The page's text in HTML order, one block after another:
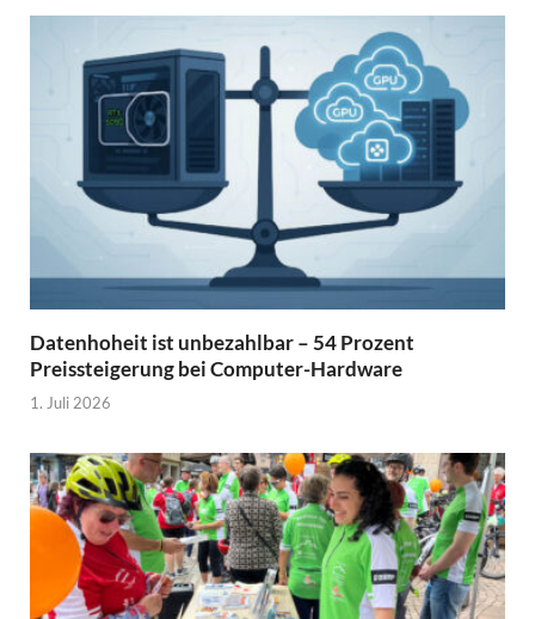
Datenhoheit ist unbezahlbar – 54 Prozent
Preissteigerung bei Computer-Hardware
1. Juli 2026